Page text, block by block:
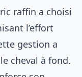
raffin a choisi
l’effort
gestion a
cheval à fond.